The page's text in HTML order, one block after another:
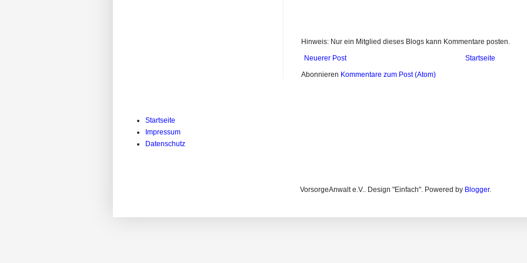
Hinweis: Nur ein Mitglied dieses Blogs kann Kommentare posten.
Neuerer Post
Startseite
Abonnieren Kommentare zum Post (Atom)
Startseite
Impressum
Datenschutz
VorsorgeAnwalt e.V.. Design "Einfach". Powered by Blogger.